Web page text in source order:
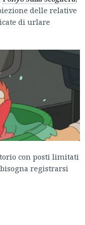
delle relative
di urlare
con posti limitati
registrarsi